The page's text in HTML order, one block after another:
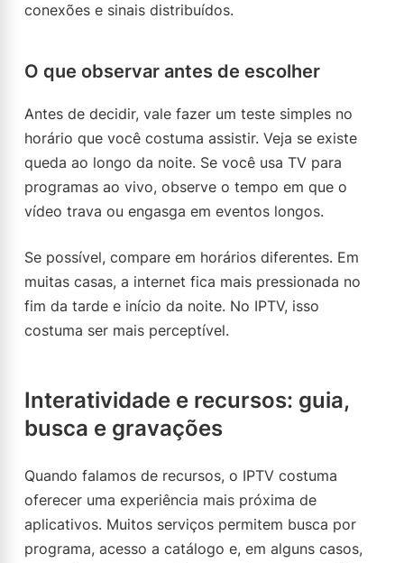
conexões e sinais distribuídos.
O que observar antes de escolher
Antes de decidir, vale fazer um teste simples no
horário que você costuma assistir. Veja se existe
queda ao longo da noite. Se você usa TV para
programas ao vivo, observe o tempo em que o
vídeo trava ou engasga em eventos longos.
Se possível, compare em horários diferentes. Em
muitas casas, a internet fica mais pressionada no
fim da tarde e início da noite. No IPTV, isso
costuma ser mais perceptível.
Interatividade e recursos: guia,
busca e gravações
Quando falamos de recursos, o IPTV costuma
oferecer uma experiência mais próxima de
aplicativos. Muitos serviços permitem busca por
programa, acesso a catálogo e, em alguns casos,